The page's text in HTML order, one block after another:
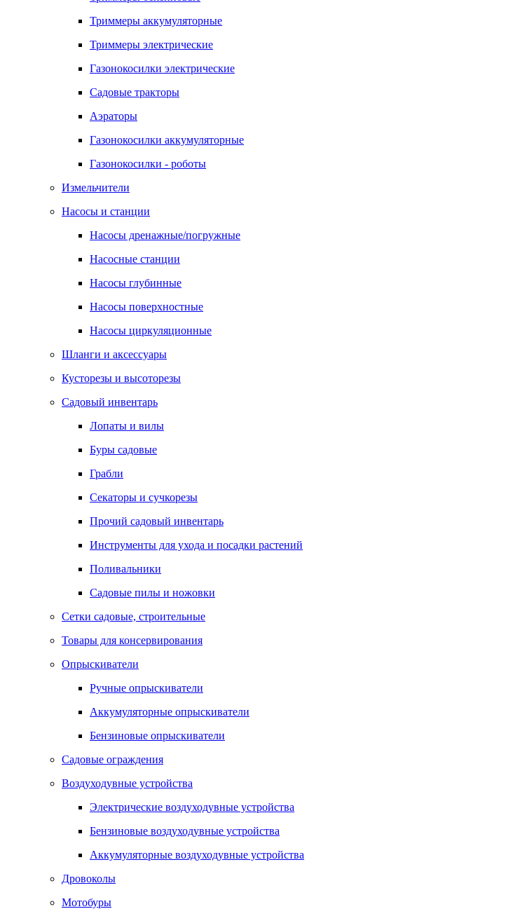
Триммеры аккумуляторные
Триммеры электрические
Газонокосилки электрические
Садовые тракторы
Аэраторы
Газонокосилки аккумуляторные
Газонокосилки - роботы
Измельчители
Насосы и станции
Насосы дренажные/погружные
Насосные станции
Насосы глубинные
Насосы поверхностные
Насосы циркуляционные
Шланги и аксессуары
Кусторезы и высоторезы
Садовый инвентарь
Лопаты и вилы
Буры садовые
Грабли
Секаторы и сучкорезы
Прочий садовый инвентарь
Инструменты для ухода и посадки растений
Поливальники
Садовые пилы и ножовки
Сетки садовые, строительные
Товары для консервирования
Опрыскиватели
Ручные опрыскиватели
Аккумуляторные опрыскиватели
Бензиновые опрыскиватели
Садовые ограждения
Воздуходувные устройства
Электрические воздуходувные устройства
Бензиновые воздуходувные устройства
Аккумуляторные воздуходувные устройства
Дровоколы
Мотобуры